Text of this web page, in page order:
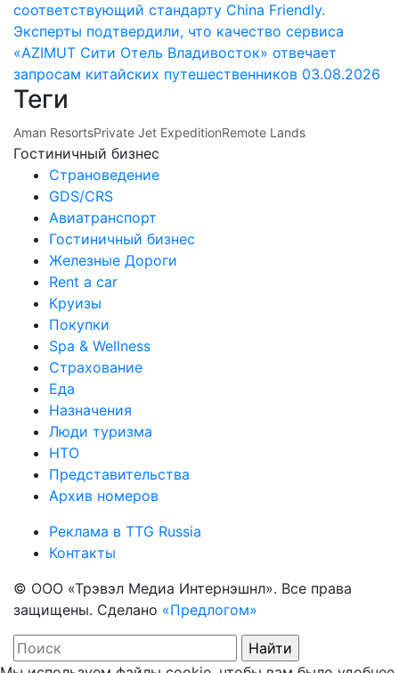
соответствующий стандарту China Friendly.
Эксперты подтвердили, что качество сервиса
«AZIMUT Сити Отель Владивосток» отвечает
запросам китайских путешественников 03.08.2026
Теги
Aman ResortsPrivate Jet ExpeditionRemote Lands
Гостиничный бизнес
Страноведение
GDS/CRS
Авиатранспорт
Гостиничный бизнес
Железные Дороги
Rent a car
Круизы
Покупки
Spa & Wellness
Страхование
Еда
Назначения
Люди туризма
НТО
Представительства
Архив номеров
Реклама в TTG Russia
Контакты
© ООО «Трэвэл Медиа Интернэшнл». Все права
защищены. Сделано «Предлогом»